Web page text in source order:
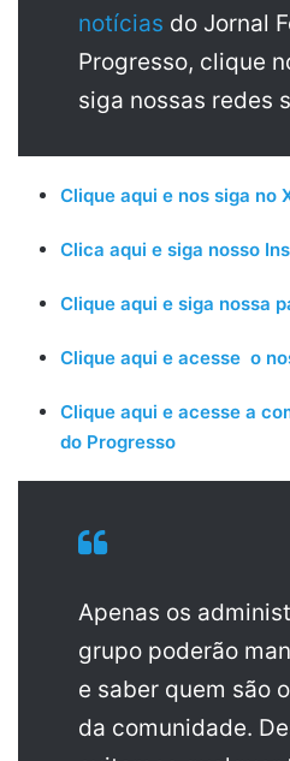
notícias do Jornal
Progresso, clique
siga nossas redes
Clique aqui e nos siga no
Clica aqui e siga nosso
Clique aqui e siga nossa
Clique aqui e acesse o
Clique aqui e acesse a
do Progresso
Apenas os
grupo poderão
e saber quem são
da comunidade.